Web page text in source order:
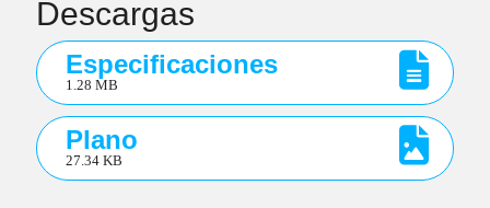
Descargas
Especificaciones
1.28 MB
Plano
27.34 KB